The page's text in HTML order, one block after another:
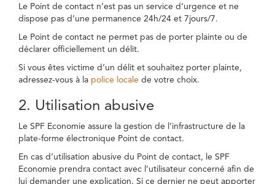
Le Point de contact n’est pas un service d’urgence et ne
dispose pas d’une permanence 24h/24 et 7jours/7.
Le Point de contact ne permet pas de porter plainte ou de
déclarer officiellement un délit.
Si vous êtes victime d’un délit et souhaitez porter plainte,
adressez-vous à la police locale de votre choix.
2. Utilisation abusive
Le SPF Economie assure la gestion de l’infrastructure de la
plate-forme électronique Point de contact.
En cas d’utilisation abusive du Point de contact, le SPF
Economie prendra contact avec l’utilisateur concerné afin de
lui demander une explication. Si ce dernier ne peut apporter